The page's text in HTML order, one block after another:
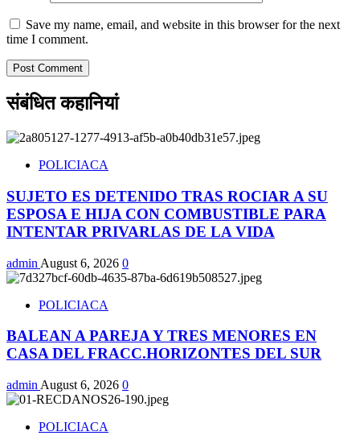
Save my name, email, and website in this browser for the next
time I comment.
संबंधित कहानियां
POLICIACA
SUJETO ES DETENIDO TRAS ROCIAR A SU
ESPOSA E HIJA CON COMBUSTIBLE PARA
INTENTAR PRIVARLAS DE LA VIDA
admin August 6, 2026 0
POLICIACA
BALEAN A PAREJA Y TRES MENORES EN
CASA DEL FRACC.HORIZONTES DEL SUR
admin August 6, 2026 0
POLICIACA